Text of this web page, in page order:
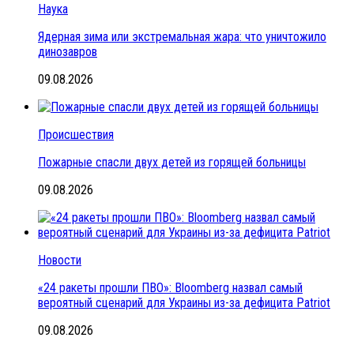
Наука
Ядерная зима или экстремальная жара: что уничтожило
динозавров
09.08.2026
Происшествия
Пожарные спасли двух детей из горящей больницы
09.08.2026
Новости
«24 ракеты прошли ПВО»: Bloomberg назвал самый
вероятный сценарий для Украины из-за дефицита Patriot
09.08.2026